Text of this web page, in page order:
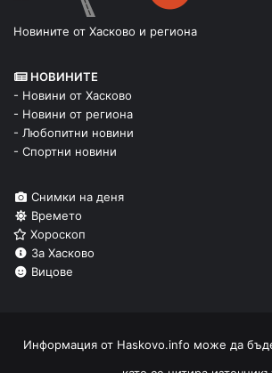
Новините от Хасково и региона
НОВИНИТЕ
- Новини от Хасково
- Новини от региона
- Любопитни новини
- Спортни новини
Снимки на деня
Времето
Хороскоп
За Хасково
Вицове
Информация от Haskovo.info може да